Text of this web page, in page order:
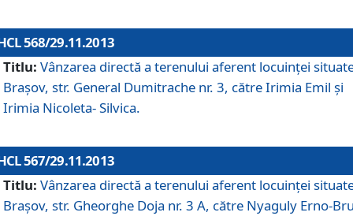
568/29.11.2013
Titlu: Vânzarea directă a terenului aferent locuinţei
Braşov, str. General Dumitrache nr. 3, către Irimia Emil şi
Irimia Nicoleta- Silvica.
567/29.11.2013
Titlu: Vânzarea directă a terenului aferent locuinţei
Braşov, str. Gheorghe Doja nr. 3 A, către Nyaguly Erno-